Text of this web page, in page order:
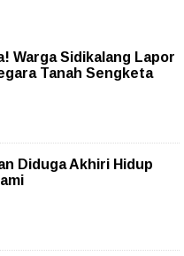
Warga Sidikalang Lapor
Tanah Sengketa
Diduga Akhiri Hidup